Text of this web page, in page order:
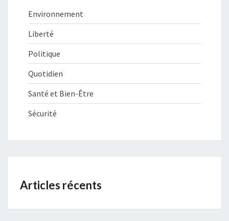
Environnement
Liberté
Politique
Quotidien
Santé et Bien-Être
Sécurité
Articles récents